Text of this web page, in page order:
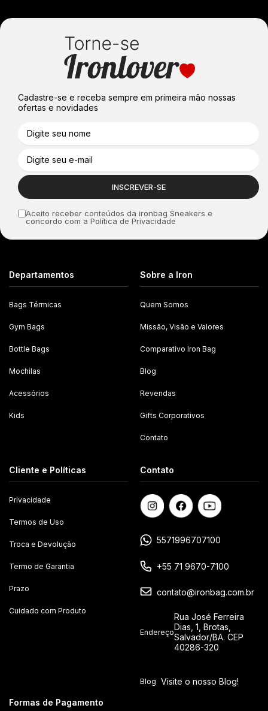
Cadastre-se e receba sempre em primeira mão nossas
ofertas e novidades
Aceito receber conteúdos da ironbag Sneakers e
concordo com a Política de Privacidade
Departamentos
Bags Térmicas
Gym Bags
Bottle Bags
Mochilas
Acessórios
Kids
Sobre a Iron
Quem Somos
Missão, Visão e Valores
Comparativo Iron Bag
Blog
Revendas
Gifts Corporativos
Contato
Cliente e Políticas
Privacidade
Termos de Uso
Troca e Devolução
Termo de Garantia
Prazo
Cuidado com Produto
Contato
5571996707100
+55 71 9670-7100
contato@ironbag.com.br
Endereço
Rua José Ferreira
Dias, 1, Brotas,
Salvador/BA. CEP
40286-320
Blog Visite o nosso Blog!
Formas de Pagamento